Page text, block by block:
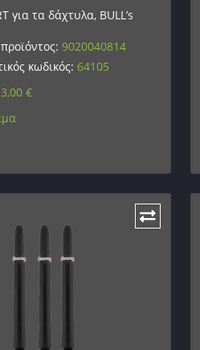
για τα δάχτυλα, BULL’s
9020040814
κωδικός: 64105
3,00 €